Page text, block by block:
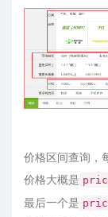
价格区间查询，
价格大概是
最后一个是